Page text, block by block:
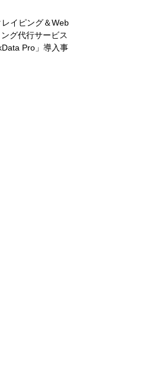
イピング＆Web
グ代行サービス
Pro」導入事